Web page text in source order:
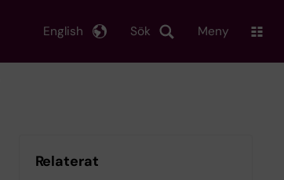
Sök
English Meny
Relaterat